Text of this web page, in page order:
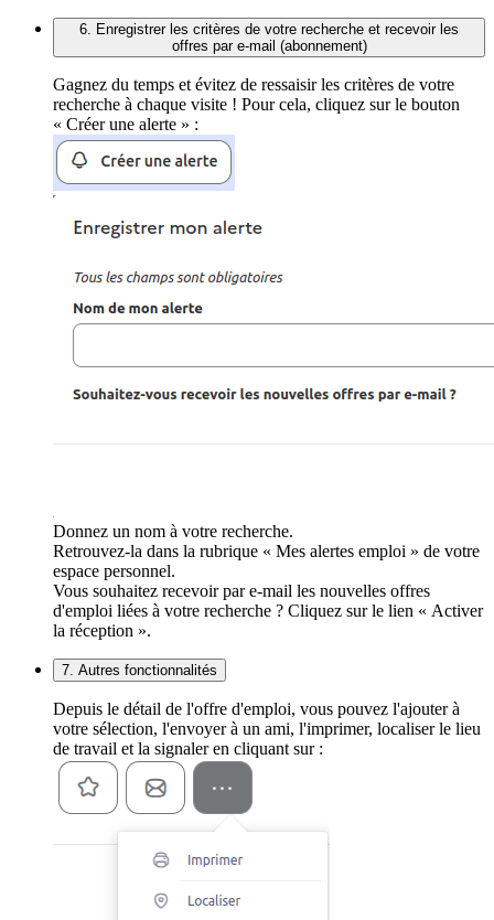
6. Enregistrer les critères de votre recherche et recevoir les
offres par e-mail (abonnement)
Gagnez du temps et évitez de ressaisir les critères de votre
recherche à chaque visite ! Pour cela, cliquez sur le bouton
« Créer une alerte » :
Donnez un nom à votre recherche.
Retrouvez-la dans la rubrique « Mes alertes emploi » de votre
espace personnel.
Vous souhaitez recevoir par e-mail les nouvelles offres
d'emploi liées à votre recherche ? Cliquez sur le lien « Activer
la réception ».
7. Autres fonctionnalités
Depuis le détail de l'offre d'emploi, vous pouvez l'ajouter à
votre sélection, l'envoyer à un ami, l'imprimer, localiser le lieu
de travail et la signaler en cliquant sur :